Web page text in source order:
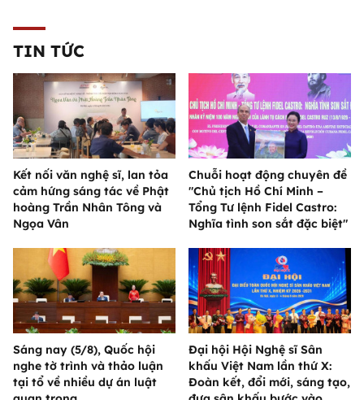
TIN TỨC
Kết nối văn nghệ sĩ, lan tỏa
cảm hứng sáng tác về Phật
hoàng Trần Nhân Tông và
Ngọa Vân
Chuỗi hoạt động chuyên đề
"Chủ tịch Hồ Chí Minh –
Tổng Tư lệnh Fidel Castro:
Nghĩa tình son sắt đặc biệt"
Sáng nay (5/8), Quốc hội
nghe tờ trình và thảo luận
tại tổ về nhiều dự án luật
Đại hội Hội Nghệ sĩ Sân
khấu Việt Nam lần thứ X:
Đoàn kết, đổi mới, sáng tạo,